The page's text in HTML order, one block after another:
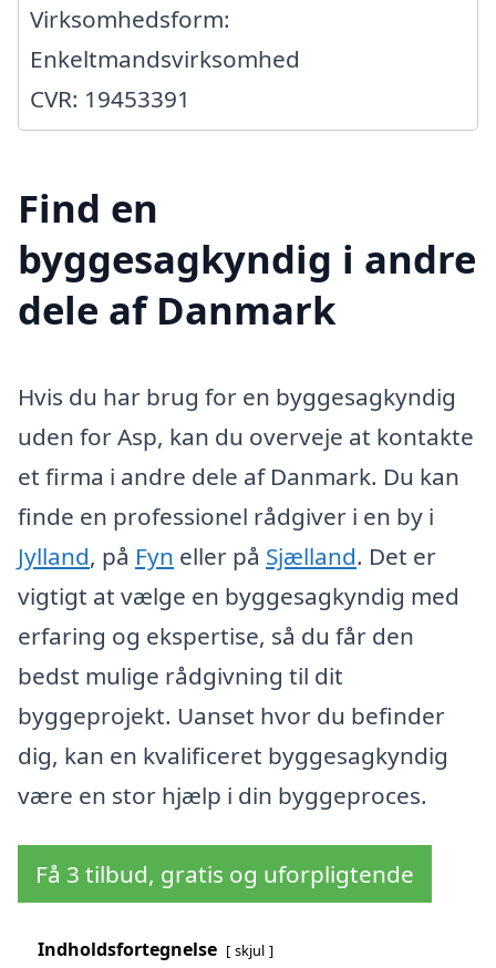
Virksomhedsform:
Enkeltmandsvirksomhed
CVR: 19453391
Find en
byggesagkyndig i andre
dele af Danmark
Hvis du har brug for en byggesagkyndig
uden for Asp, kan du overveje at kontakte
et firma i andre dele af Danmark. Du kan
finde en professionel rådgiver i en by i
Jylland, på Fyn eller på Sjælland. Det er
vigtigt at vælge en byggesagkyndig med
erfaring og ekspertise, så du får den
bedst mulige rådgivning til dit
byggeprojekt. Uanset hvor du befinder
dig, kan en kvalificeret byggesagkyndig
være en stor hjælp i din byggeproces.
Få 3 tilbud, gratis og uforpligtende
Indholdsfortegnelse skjul